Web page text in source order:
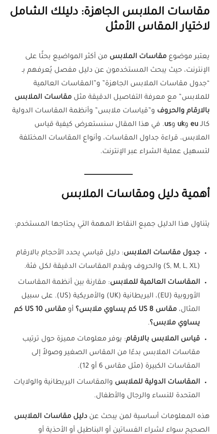
مقاسات الملابس الجاهزة: دليلك الشامل
لاختيار المقاس الأمثل
يعتبر موضوع مقاسات الملابس من أكثر المواضيع بحثًا على
الإنترنت، حيث يبحث المستخدمون عن دليل مفصل يُعرفهم بـ
“جدول مقاسات الملابس الجاهزة” و”المقاسات العالمية
للملابس” مع معرفة التفاصيل الدقيقة مثل مقاسات الملابس
بالارقام والحروف و”قياسات ملابس” وأنظمة المقاسات الدولية
كالـeu وuk وus. في هذا المقال سنستعرض كيفية قياس
الملابس، قراءة جداول المقاسات، وأنواع المقاسات المختلفة
لتسهيل عملية الشراء عبر الإنترنت.
أهمية دليل ومقاسات الملابس
يتناول هذا الدليل جميع النقاط المهمة التي يحتاجها المستخدم:
جدول مقاسات الملابس: دليل قياسي يحدد الأحجام بالارقام
(S, M, L, XL) والحروف ويقدم المقاسات الدقيقة لكل فئة.
المقاسات العالمية للملابس: مقارنة بين أنظمة المقاسات
الأوروبية (EU)، البريطانية (UK) والأمريكية (US). على سبيل
المثال، مقاس 8 US كم يساوي ملابس؟ أو
مقاس 10 US كم
يساوي ملابس؟.
قياس الملابس بالارقام: يوفر معلومات مميزة حول ترتيب
مقاسات الملابس بدءًا من المقاس الصغير وصولاً إلى
المقاسات الكبيرة (مثل مقاس 6 أو 12).
المقاسات الدولية للملابس والمقاسات البريطانية والولايات
المتحدة للنساء والرجال والأطفال.
هذه المعلومات أساسية لمن يبحث عن دليل مقاسات الملابس
الصحيح سواء لشراء الفساتين أو البناطيل أو الأحذية أو